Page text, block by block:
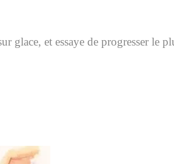
et essaye de progresser le